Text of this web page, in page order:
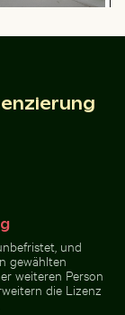
und
gewählten
weiteren Person
die Lizenz